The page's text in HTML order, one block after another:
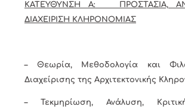
ΚΑΤΕΥΘΥΝΣΗ Α: ΠΡΟΣΤΑΣΙΑ,
ΔΙΑΧΕΙΡΙΣΗ ΚΛΗΡΟΝΟΜΙΑΣ
– Θεωρία, Μεθοδολογία και
Διαχείρισης της Αρχιτεκτονικής
– Τεκμηρίωση, Ανάλυση,